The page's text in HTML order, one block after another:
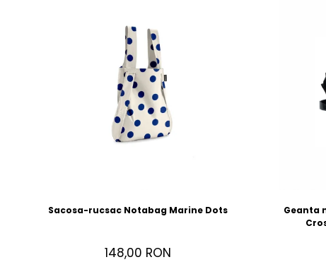
Sacosa-rucsac Notabag Marine Dots
148,00 RON
Geanta